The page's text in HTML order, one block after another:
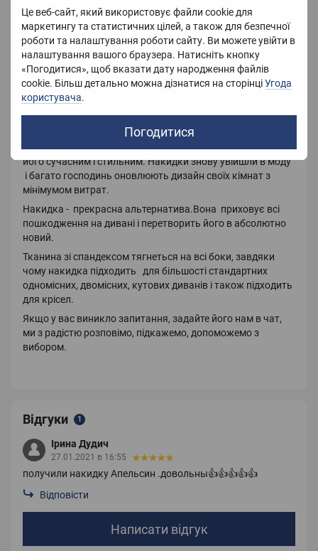
Це веб-сайт, який використовує файли cookie для
маркетингу та статистичних цілей, а також для безпечної
роботи та налаштування роботи сайту. Ви можете увійти в
налаштування вашого браузера. Натисніть кнопку
«Погодитися», щоб вказати дату народження файлів
cookie. Більш детально можна дізнатися на сторінціУгода
користувача.
Погодитися
Країна-виробник
Вага 600 г
Опис
Накидки у двох розмірах : Базовий-90 * 145 ; 145 * 185
Накидки на диван допоможуть оновити інтер'єр, зробити
його сучасним і стильним. Накидки знову увійшли в моду
і багато господинь оновлюють дизайн своїх кімнат з
мінімумом витрат.
Накидка - прекрасна альтернатива.Вона приховує всі
пошкодження на дивані і перетворить його в абсолютно
новий.
Тканина зі спандексом тягнеться на всі боки, завдяки
чому накидка підходить для більшості стандартних
одномісних, двомісних, кутових диванів і також підходить
для крісел.
Якщо у вас виникло запитання, задайте його нам в чат,
ми з радістю розповімо, підкажемо, допоможемо з
вибором.
Відгуки 1
Ірина Дудич
27.01.2021 в 16:55
получили накидку Апельсин .довольны👍👍👍👍👍
Відповісти
Написати відгук